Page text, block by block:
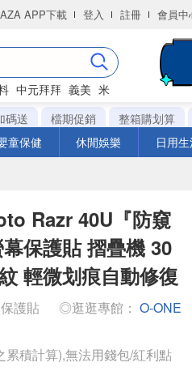
APP下載 登入 註冊 會員中
中元拜拜 義美 米
碼送 檔期促銷 整箱購划算
童保健 休閒娛樂 日用
Razr 40U『防窺
保護貼 摺疊機 30
輕微划痕自動修復
護貼 ◎逛逛專館： O-ONE
積計算),無法用錢包/紅利點